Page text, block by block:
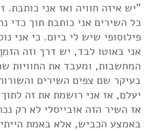
"יש איזה חוויה ואז אני
כל השירים אני כותבת תוך כדי
פילוסופי שיש לי ביום. כי אני
אני באוטו לבד, יש דרך וזה
המחשבות, ומעבד את החוויות
בעיקר שם צפים השירים
יעלם, אז אני רושמת את זה לתוך
אז השיר הזה אובייסלי לא רק
באמצע הכביש, אלא באמת